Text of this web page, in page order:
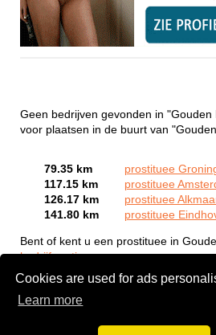
Cookies are used for ads
Learn more
Geen bedrijven gevonden in "Gouden
voor plaatsen in de buurt van
79.35 km
prostituee
117.15 km
prostituee
126.17 km
prostituee
141.80 km
prostituee
Bent of kent u een prostituee in
bedrijf gratis aan